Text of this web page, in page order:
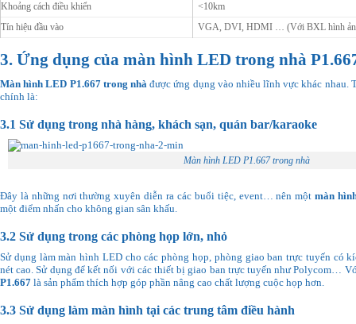
Khoảng cách điều khiển
<10km
Tín hiệu đầu vào
VGA, DVI, HDMI … (Với BXL hình
3. Ứng dụng của màn hình LED trong nhà
Màn hình LED P1.667trong nhàđược ứng dụng vào nhiều lĩnh vực khác nhau.
chính là:
3.1 Sử dụng trong nhà hàng, khách sạn, quán bar/karaoke
Màn hình LED P1.667 trong nhà
Đây là những nơi thường xuyên diễn ra các buổi tiệc, event… nên một màn
một điểm nhấn cho không gian sân khấu.
3.2 Sử dụng trong các phòng họp lớn, nhỏ
Sử dụng làm màn hình LED cho các phòng họp, phòng giao ban trực tuyến có
nét cao. Sử dụng để kết nối với các thiết bị giao ban trực tuyến như Polycom…
P1.667 là sản phẩm thích hợp góp phần nâng cao chất lượng cuộc họp hơn.
3.3 Sử dụng làm màn hình tại các trung tâm điều hành